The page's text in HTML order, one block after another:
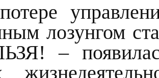
лозунгом
–